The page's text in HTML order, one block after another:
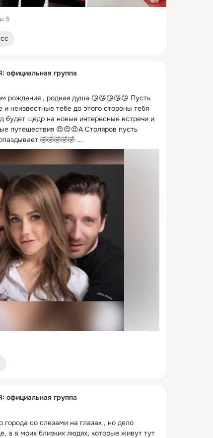
5
группа
рождения , родная душа 😘😘😘😘😘 Пусть
и неизвестные тебе до этого стороны тебя
будет щедр на новые интересные встречи и
путешествия 😍😍😍А Столяров пусть
🤣🤣🤣🤣🤣 ...
группа
со слезами на глазах , но дело
а в моих близких людях, которые живут тут